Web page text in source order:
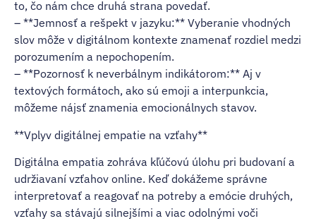
to, čo nám chce druhá strana povedať.
– **Jemnosť a rešpekt v jazyku:** Vyberanie vhodných
slov môže v digitálnom kontexte znamenať rozdiel medzi
porozumením a nepochopením.
– **Pozornosť k neverbálnym indikátorom:** Aj v
textových formátoch, ako sú emoji a interpunkcia,
môžeme nájsť znamenia emocionálnych stavov.
**Vplyv digitálnej empatie na vzťahy**
Digitálna empatia zohráva kľúčovú úlohu pri budovaní a
udržiavaní vzťahov online. Keď dokážeme správne
interpretovať a reagovať na potreby a emócie druhých,
vzťahy sa stávajú silnejšími a viac odolnými voči